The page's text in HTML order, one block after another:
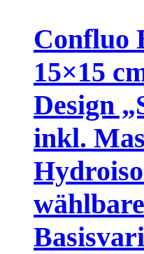
Confluo
15×15
Design
inkl.
wählbare